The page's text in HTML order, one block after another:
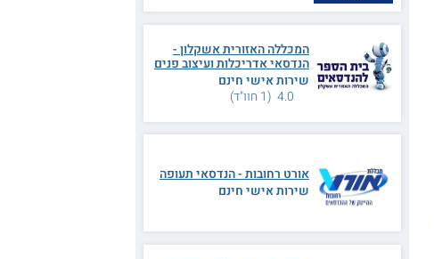
המכללה האזורית אשקלון -
הנדסאי אדריכלות ועיצוב פנים
שירות אישי חינם
4.0 (1 חוו"ד)
אורט רחובות - הנדסאי תעופה
שירות אישי חינם